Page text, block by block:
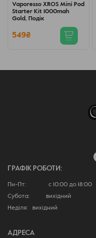
Vaporesso XROS Mini Pod
Starter Kit 1000mah
Gold, Подік
549₴
ГРАФІК РОБОТИ:
Пн-Пт: с 10:00 до 18:00
Субота: вихідний
Неділя: вихідний
АДРЕСА